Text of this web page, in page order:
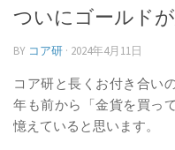
ご挨拶に代えて
会社概要
代表者紹介
個人情報保護方針
ついにゴールドが
BY コア研 · 2024年4月11日
コア研と長くお付き合い
年も前から「金貨を買っ
憶えていると思います。